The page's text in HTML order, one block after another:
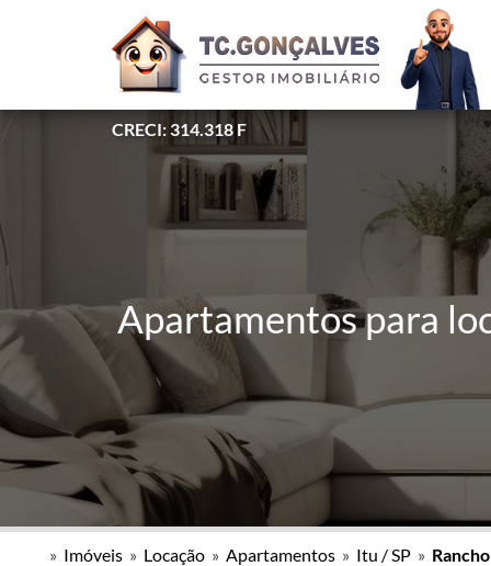
CRECI: 314.318 F
Apartamentos para
» Imóveis » Locação » Apartamentos » Itu / SP »